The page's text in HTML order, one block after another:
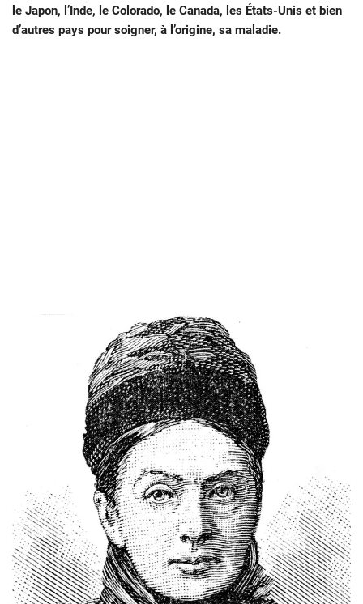
le Japon, l’Inde, le Colorado, le Canada, les États-Unis et bien
d’autres pays pour soigner, à l’origine, sa maladie.